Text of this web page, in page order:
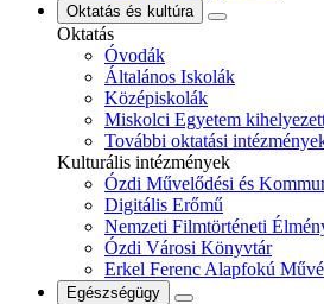
Oktatás és kultúra
Oktatás
Óvodák
Általános Iskolák
Középiskolák
Miskolci Egyetem
További oktatási
Kulturális intézmények
Ózdi Művelődési és
Digitális Erőmű
Nemzeti Filmtörténeti
Ózdi Városi Könyvtár
Erkel Ferenc Alapfokú
Egészségügy